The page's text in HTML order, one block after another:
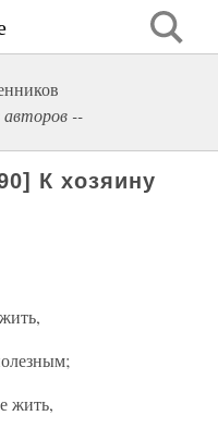
--
К хозяину
жить,